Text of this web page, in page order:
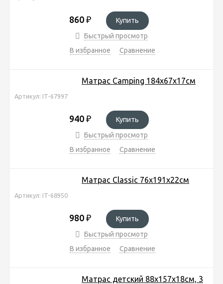
860 ₽
Купить
Быстрый просмотр
В избранное
Сравнение
Матрас Camping 184х67х17см
Артикул: IT-67997
940 ₽
Купить
Быстрый просмотр
В избранное
Сравнение
Матрас Classic 76х191х22см
Артикул: IT-68950
980 ₽
Купить
Быстрый просмотр
В избранное
Сравнение
Матрас детский 88х157х18см, 3